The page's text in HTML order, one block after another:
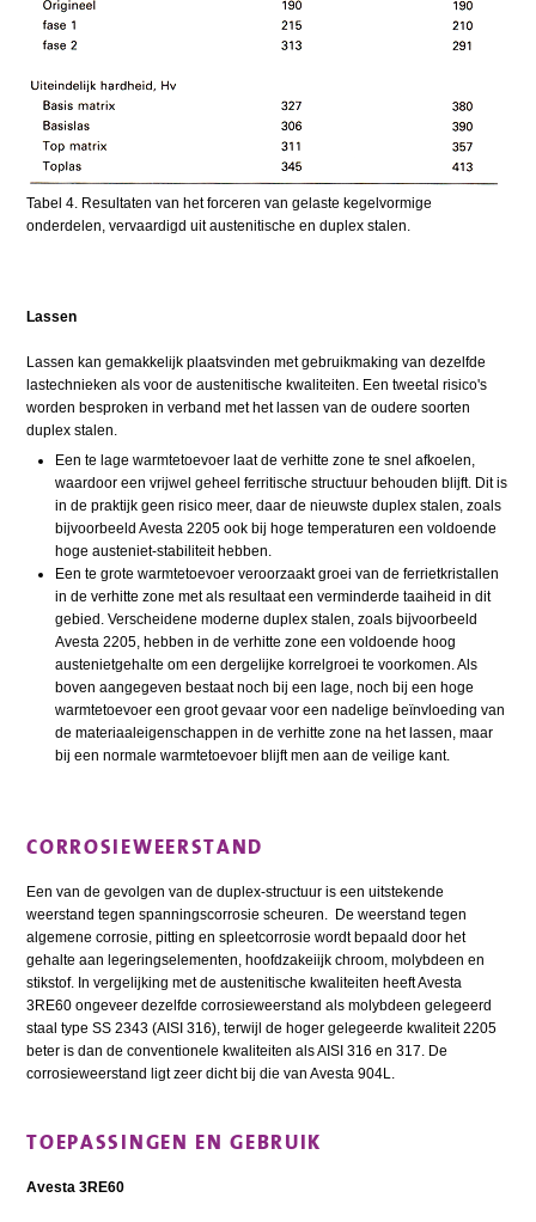
Tabel 4. Resultaten van het forceren van gelaste kegelvormige
onderdelen, vervaardigd uit austenitische en duplex stalen.
Lassen
Lassen kan gemakkelijk plaatsvinden met gebruikmaking van dezelfde
lastechnieken als voor de austenitische kwaliteiten. Een tweetal risico's
worden besproken in verband met het lassen van de oudere soorten
duplex stalen.
Een te lage warmtetoevoer laat de verhitte zone te snel afkoelen,
waardoor een vrijwel geheel ferritische structuur behouden blijft. Dit is
in de praktijk geen risico meer, daar de nieuwste duplex stalen, zoals
bijvoorbeeld Avesta 2205 ook bij hoge temperaturen een voldoende
hoge austeniet-stabiliteit hebben.
Een te grote warmtetoevoer veroorzaakt groei van de ferrietkristallen
in de verhitte zone met als resultaat een verminderde taaiheid in dit
gebied. Verscheidene moderne duplex stalen, zoals bijvoorbeeld
Avesta 2205, hebben in de verhitte zone een voldoende hoog
austenietgehalte om een dergelijke korrelgroei te voorkomen. Als
boven aangegeven bestaat noch bij een lage, noch bij een hoge
warmtetoevoer een groot gevaar voor een nadelige beïnvloeding van
de materiaaleigenschappen in de verhitte zone na het lassen, maar
bij een normale warmtetoevoer blijft men aan de veilige kant.
CORROSIEWEERSTAND
Een van de gevolgen van de duplex-structuur is een uitstekende
weerstand tegen spanningscorrosie scheuren. De weerstand tegen
algemene corrosie, pitting en spleetcorrosie wordt bepaald door het
gehalte aan legeringselementen, hoofdzakeiijk chroom, molybdeen en
stikstof. In vergelijking met de austenitische kwaliteiten heeft Avesta
3RE60 ongeveer dezelfde corrosieweerstand als molybdeen gelegeerd
staal type SS 2343 (AISI 316), terwijl de hoger gelegeerde kwaliteit 2205
beter is dan de conventionele kwaliteiten als AISI 316 en 317. De
corrosieweerstand ligt zeer dicht bij die van Avesta 904L.
TOEPASSINGEN EN GEBRUIK
Avesta 3RE60